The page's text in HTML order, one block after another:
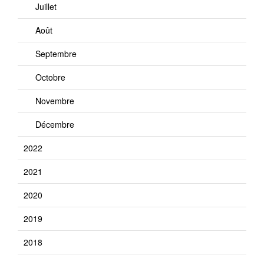
Juillet
Août
Septembre
Octobre
Novembre
Décembre
2022
2021
2020
2019
2018